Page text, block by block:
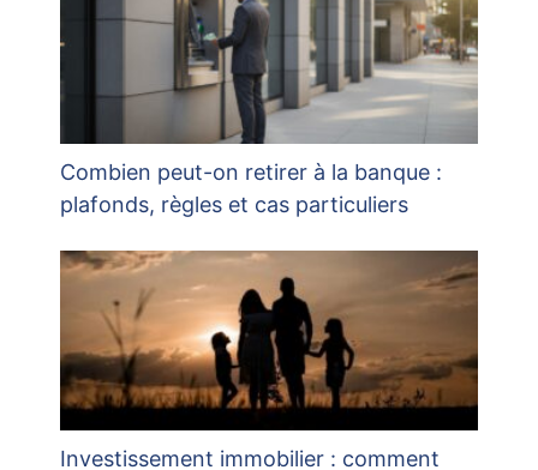
Combien peut-on retirer à la banque :
plafonds, règles et cas particuliers
Investissement immobilier : comment